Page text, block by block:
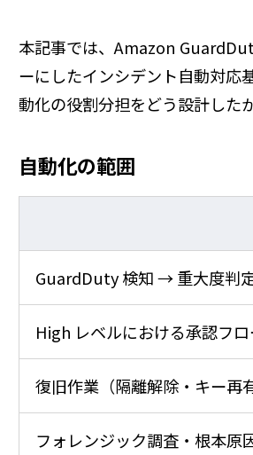
本記事では、Amazon
ーにしたインシデント自動対応
動化の役割分担をどう設計した
自動化の範囲
GuardDuty 検知 → 重大度判
High レベルにおける承認フ
復旧作業（隔離解除・キー再
フォレンジック調査・根本原